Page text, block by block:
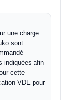
une charge
sont
indiquées afin
cette
VDE pour